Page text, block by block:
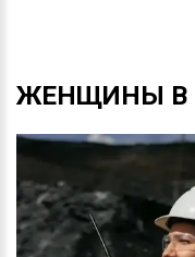
ЖЕНЩИНЫ В